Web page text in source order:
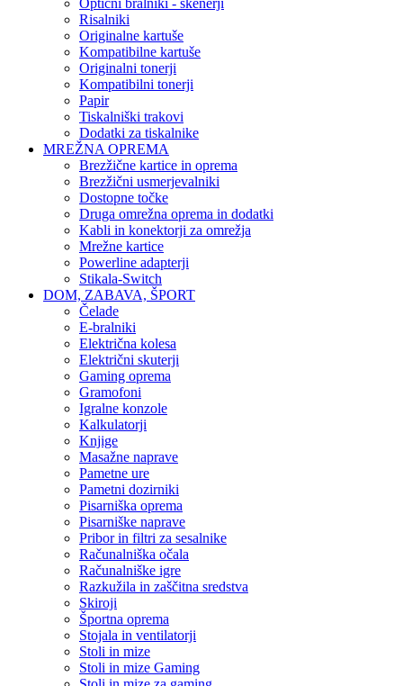
Risalniki
Originalne kartuše
Kompatibilne kartuše
Originalni tonerji
Kompatibilni tonerji
Papir
Tiskalniški trakovi
Dodatki za tiskalnike
MREŽNA OPREMA
Brezžične kartice in oprema
Brezžični usmerjevalniki
Dostopne točke
Druga omrežna oprema in dodatki
Kabli in konektorji za omrežja
Mrežne kartice
Powerline adapterji
Stikala-Switch
DOM, ZABAVA, ŠPORT
Čelade
E-bralniki
Električna kolesa
Električni skuterji
Gaming oprema
Gramofoni
Igralne konzole
Kalkulatorji
Knjige
Masažne naprave
Pametne ure
Pametni dozirniki
Pisarniška oprema
Pisarniške naprave
Pribor in filtri za sesalnike
Računalniška očala
Računalniške igre
Razkužila in zaščitna sredstva
Skiroji
Športna oprema
Stojala in ventilatorji
Stoli in mize
Stoli in mize Gaming